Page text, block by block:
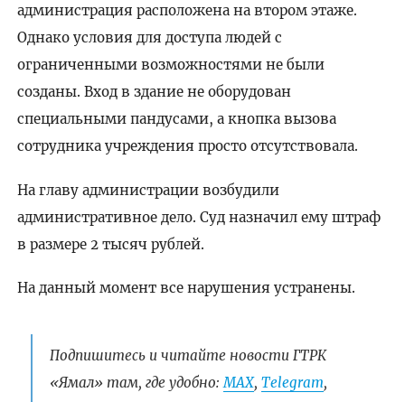
администрация расположена на втором этаже.
Однако условия для доступа людей с
ограниченными возможностями не были
созданы. Вход в здание не оборудован
специальными пандусами, а кнопка вызова
сотрудника учреждения просто отсутствовала.
На главу администрации возбудили
административное дело. Суд назначил ему штраф
в размере 2 тысяч рублей.
На данный момент все нарушения устранены.
Подпишитесь и читайте новости ГТРК
«Ямал» там, где удобно:МАХ, Telegram,